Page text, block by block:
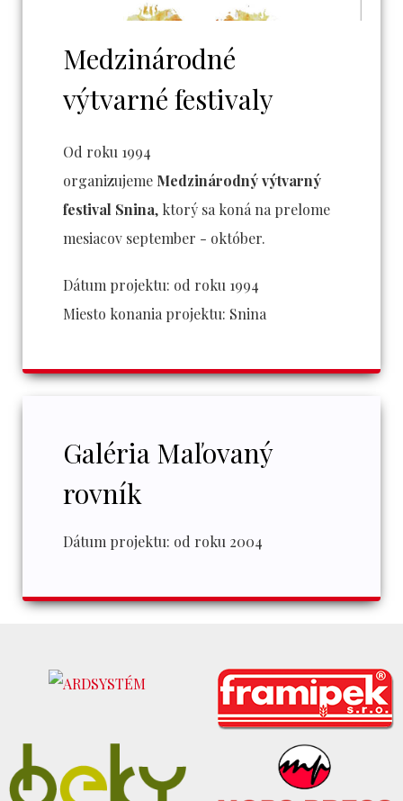
Medzinárodné
výtvarné festivaly
Od roku 1994
organizujeme Medzinárodný výtvarný
festival Snina, ktorý sa koná na prelome
mesiacov september - október.
Dátum projektu: od roku 1994
Miesto konania projektu: Snina
Galéria Maľovaný
rovník
Dátum projektu: od roku 2004